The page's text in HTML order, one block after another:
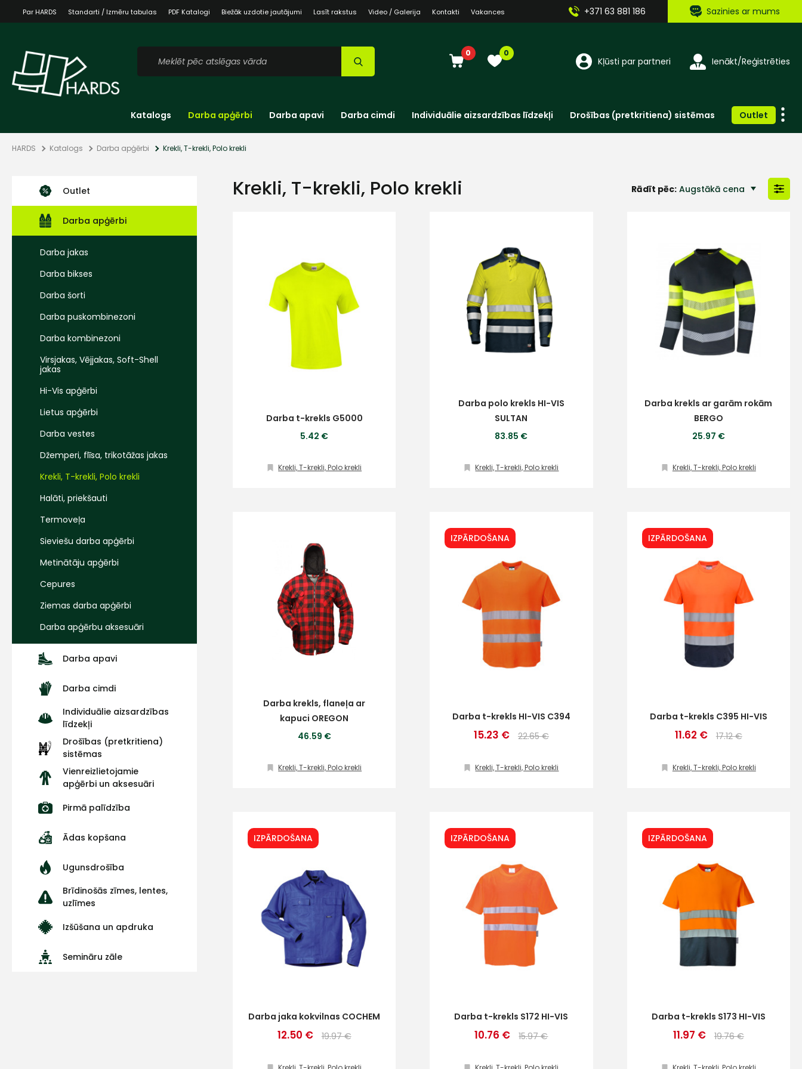
Par HARDS Standarti / Izmēru tabulas PDF Katalogi Biežāk uzdotie jautājumi Lasīt rakstus Video / Galerija Kontakti Vakances +371 63 881 186 Sazinies ar mums
0 0
Kļūsti par partneri Ienākt/Reģistrēties
Katalogs Darba apģērbi Darba apavi Darba cimdi Individuālie aizsardzības līdzekļi Drošības (pretkritiena) sistēmas Outlet
HARDS Katalogs Darba apģērbi Krekli, T-krekli, Polo krekli
Outlet
Darba apģērbi
Darba jakas
Darba bikses
Darba šorti
Darba puskombinezoni
Darba kombinezoni
Virsjakas, Vējjakas, Soft-Shell
jakas
Hi-Vis apģērbi
Lietus apģērbi
Darba vestes
Džemperi, flīsa, trikotāžas jakas
Krekli, T-krekli, Polo krekli
Halāti, priekšauti
Termoveļa
Sieviešu darba apģērbi
Metinātāju apģērbi
Cepures
Ziemas darba apģērbi
Darba apģērbu aksesuāri
Darba apavi
Darba cimdi
Individuālie aizsardzības
līdzekļi
Drošības (pretkritiena)
sistēmas
Vienreizlietojamie
apģērbi un aksesuāri
Pirmā palīdzība
Ādas kopšana
Ugunsdrošība
Brīdinošās zīmes, lentes,
uzlīmes
Izšūšana un apdruka
Semināru zāle
Krekli, T-krekli, Polo krekli Rādīt pēc: Augstākā cena
Darba t-krekls G5000
5.42 €
Krekli, T-krekli, Polo krekli
Darba polo krekls HI-VIS
SULTAN
83.85 €
Krekli, T-krekli, Polo krekli
Darba krekls ar garām rokām
BERGO
25.97 €
Krekli, T-krekli, Polo krekli
Darba krekls, flaneļa ar
kapuci OREGON
46.59 €
Krekli, T-krekli, Polo krekli
IZPĀRDOŠANA
Darba t-krekls HI-VIS C394
15.23 € 22.65 €
Krekli, T-krekli, Polo krekli
IZPĀRDOŠANA
Darba t-krekls C395 HI-VIS
11.62 € 17.12 €
Krekli, T-krekli, Polo krekli
IZPĀRDOŠANA
Darba jaka kokvilnas COCHEM
12.50 € 19.97 €
IZPĀRDOŠANA
Darba t-krekls S172 HI-VIS
10.76 € 15.97 €
IZPĀRDOŠANA
Darba t-krekls S173 HI-VIS
11.97 € 19.76 €